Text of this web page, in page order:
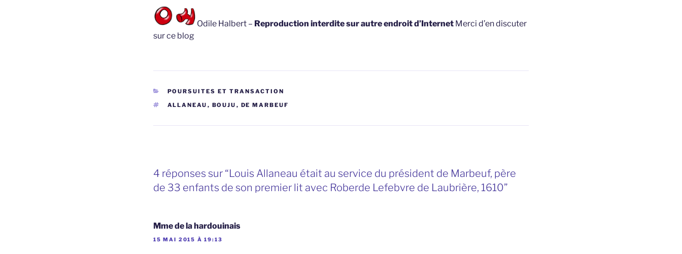
Odile Halbert – Reproduction interdite sur autre endroit d’Internet Merci d’en discuter
sur ce blog
CATÉGORIES
POURSUITES ET TRANSACTION
ÉTIQUETTES
ALLANEAU , BOUJU , DE MARBEUF
4 réponses sur “Louis Allaneau était au service du président de Marbeuf, père
de 33 enfants de son premier lit avec Roberde Lefebvre de Laubrière, 1610”
Mme de la hardouinais
15 MAI 2015 À 19:13